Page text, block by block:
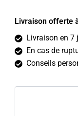
Livraison offerte
Livraison en 7
En cas de
Conseils